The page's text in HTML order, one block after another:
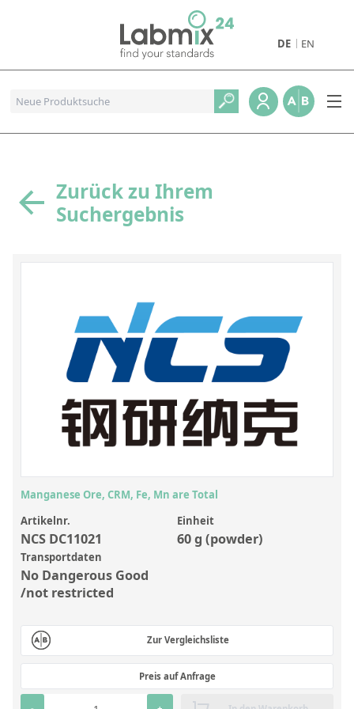
DE EN
Referenzstandards für die Industrie und Geologie
Referenzstandards für die Umweltanalytik
Organische Referenzstandards
Anorganische Referenzstandards
Laborvergleichsuntersuchungen (LVU/PT)
Laborbedarf und Verbrauchsmaterialien
Sonstige Standards
Custom-Made
Übersicht: Kundenspezifische Standards
Anorganische wässrige Kundenmischungen
Organische Analyten | Rückstandsanalytik
Metallstandards | Setting Up Samples (SUS)
Kundenspezifische Polymerstandards
Pharmazeutische und organische Kundensynthesen
Zurück zu Ihrem
Suchergebnis
Manganese Ore, CRM, Fe, Mn are Total
Artikelnr.
NCS DC11021
Einheit
60 g (powder)
Transportdaten
No Dangerous Good
/not restricted
Zur Vergleichsliste
Preis auf Anfrage